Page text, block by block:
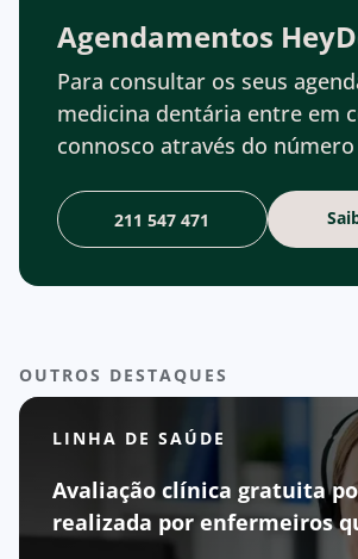
Agendamentos
Para consultar os seus
medicina dentária entre em
connosco através do número
211 547 471
OUTROS DESTAQUES
LINHA DE SAÚDE
Avaliação clínica gratuita
realizada por enfermeiros